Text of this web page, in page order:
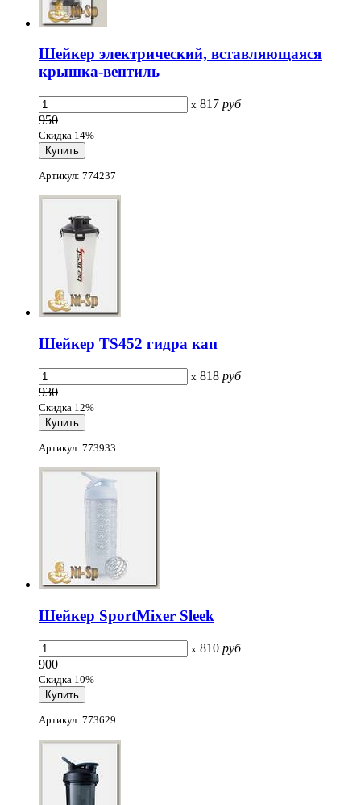
Шейкер электрический, вставляющаяся
крышка-вентиль
x 817 руб
950
Скидка 14%
Артикул: 774237
Шейкер TS452 гидра кап
x 818 руб
930
Скидка 12%
Артикул: 773933
Шейкер SportMixer Sleek
x 810 руб
900
Скидка 10%
Артикул: 773629